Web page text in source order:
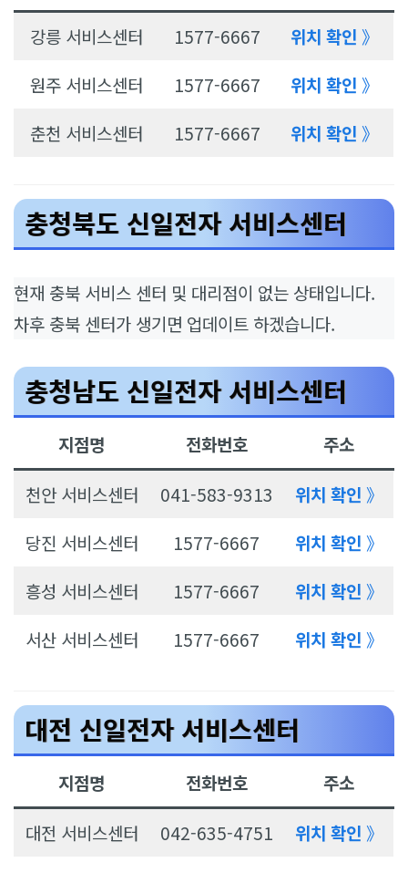
강릉 서비스센터 1577-6667 위치 확인 》
원주 서비스센터
1577-6667 위치 확인 》
춘천 서비스센터
1577-6667 위치 확인 》
충청북도 신일전자 서비스센터
현재 충북 서비스 센터 및 대리점이 없는 상태입니다.
차후 충북 센터가 생기면 업데이트 하겠습니다.
충청남도 신일전자 서비스센터
지점명 전화번호 주소
천안 서비스센터 041-583-9313 위치 확인 》
당진 서비스센터
1577-6667 위치 확인 》
흥성 서비스센터
1577-6667 위치 확인 》
서산 서비스센터
1577-6667 위치 확인 》
대전 신일전자 서비스센터
지점명 전화번호 주소
대전 서비스센터 042-635-4751 위치 확인 》